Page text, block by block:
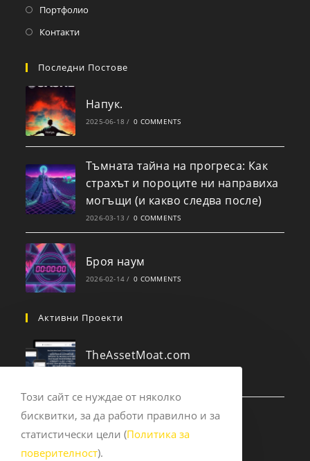
Портфолио
Контакти
Последни Постове
Напук.
2025-06-18 / 0 COMMENTS
Тъмната тайна на прогреса: Как
страхът и пороците ни направиха
могъщи (и какво следва после)
2026-03-13 / 0 COMMENTS
Броя наум
2026-02-14 / 0 COMMENTS
Активни Проекти
TheAssetMoat.com
Experts.pub
2023-12-10
Този сайт се нуждае от няколко
бисквитки, за да работи правилно и за
статистически цели (Политика за
поверителност).